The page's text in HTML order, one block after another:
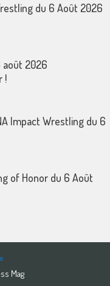
du 6 Août 2026
août 2026
!
Impact Wrestling du 6
of Honor du 6 Août
Mag